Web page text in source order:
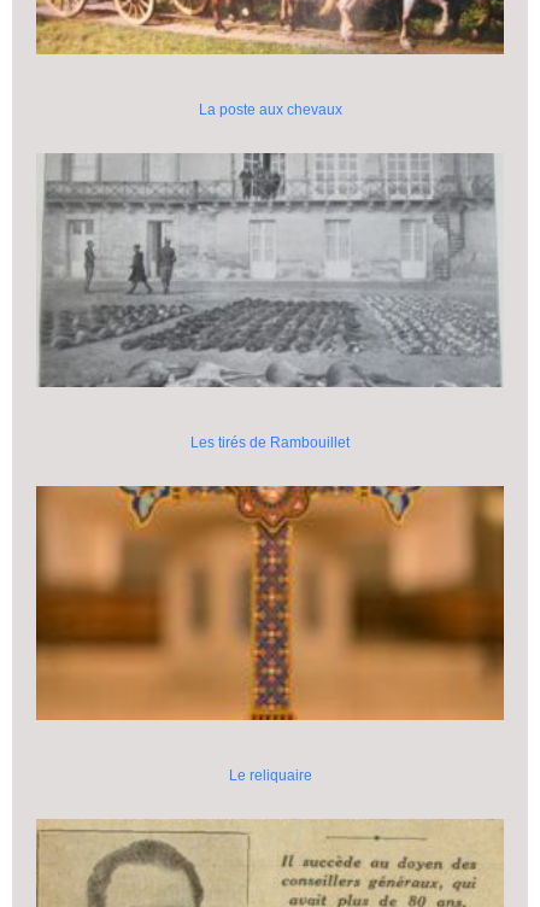
La poste aux chevaux
Les tirés de Rambouillet
Le reliquaire